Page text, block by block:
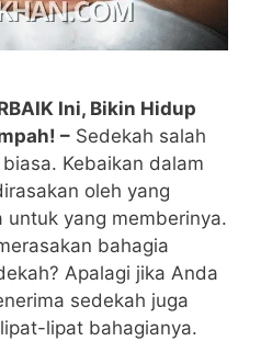
Ini, Bikin Hidup
– Sedekah salah
Kebaikan dalam
oleh yang
untuk yang memberinya.
bahagia
Apalagi jika Anda
sedekah juga
lipat bahagianya.